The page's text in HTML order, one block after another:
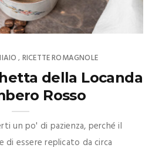
, RICETTE ROMAGNOLE
della Locanda
Rosso
un po' di pazienza, perché il
essere replicato da circa